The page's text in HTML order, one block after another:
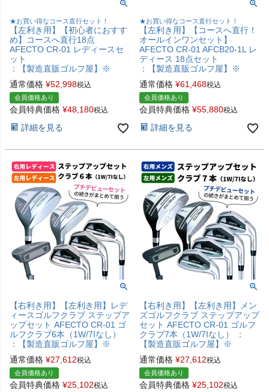
★お買い得なコース直行セット！
【左利き用】【初心者におすす
め】コースへ直行18点
AFECTO CR-01 レディースセ
ット
：【製造直販ゴルフ屋】※
通常価格 ¥52,998税込
会員価格あり
会員特典価格 ¥48,180税込
詳細を見る
★お買い得なコース直行セット！
【左利き用】【コースへ直行！
オールインワンセット】
AFECTO CR-01 AFCB20-1L レ
ディース 18点セット
：【製造直販ゴルフ屋】※
通常価格 ¥61,468税込
会員価格あり
会員特典価格 ¥55,880税込
詳細を見る
【右利き用】【左利き用】レデ
ィースゴルフクラブ ステップア
ップセット AFECTO CR-01 ゴ
ルフクラブ6本（1W/7Iなし）
：【製造直販ゴルフ屋】※
通常価格 ¥27,612税込
会員価格あり
会員特典価格 ¥25,102税込
【右利き用】【左利き用】メン
ズゴルフクラブ ステップアップ
セット AFECTO CR-01 ゴルフ
クラブ7本（1W/7Iなし） ：
【製造直販ゴルフ屋】※
通常価格 ¥27,612税込
会員価格あり
会員特典価格 ¥25,102税込